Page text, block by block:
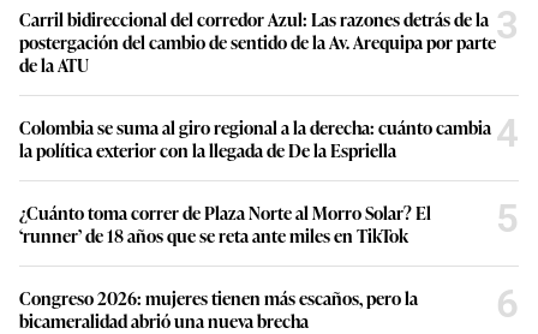
Carril bidireccional del corredor Azul: Las razones detrás de la
postergación del cambio de sentido de la Av. Arequipa por parte
de la ATU
3
Colombia se suma al giro regional a la derecha: cuánto cambia
la política exterior con la llegada de De la Espriella
4
¿Cuánto toma correr de Plaza Norte al Morro Solar? El
‘runner’ de 18 años que se reta ante miles en TikTok
5
Congreso 2026: mujeres tienen más escaños, pero la
bicameralidad abrió una nueva brecha
6